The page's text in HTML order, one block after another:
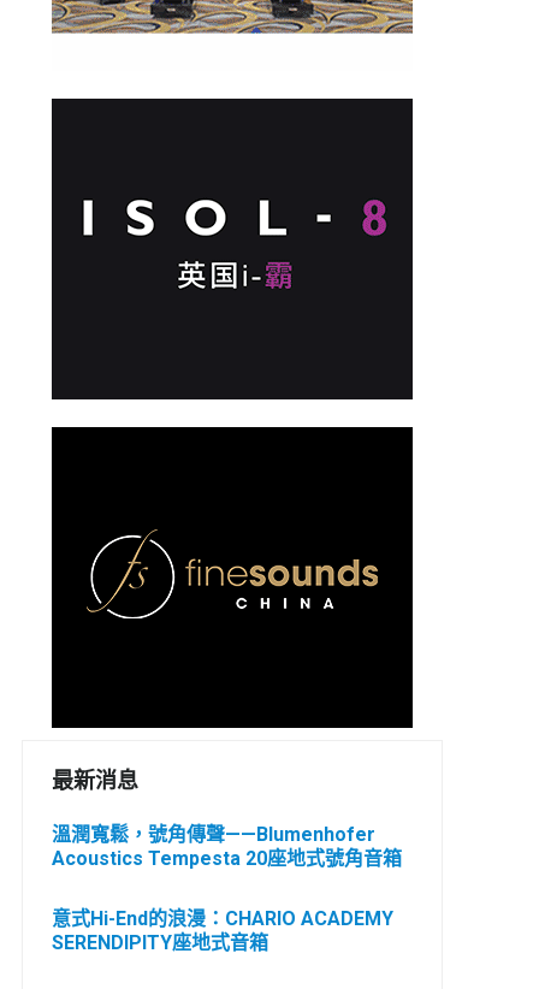
最新消息
溫潤寬鬆，號角傳聲——Blumenhofer
Acoustics Tempesta 20座地式號角音箱
意式Hi-End的浪漫：CHARIO ACADEMY
SERENDIPITY座地式音箱